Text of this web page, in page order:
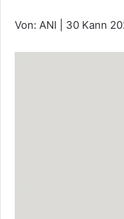
Von: ANI 30 Kann